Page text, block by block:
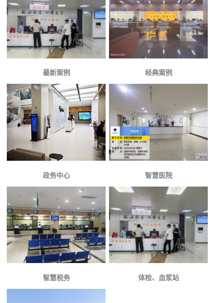
最新案例 经典案例
政务中心 智慧医院
智慧税务 体检、血浆站